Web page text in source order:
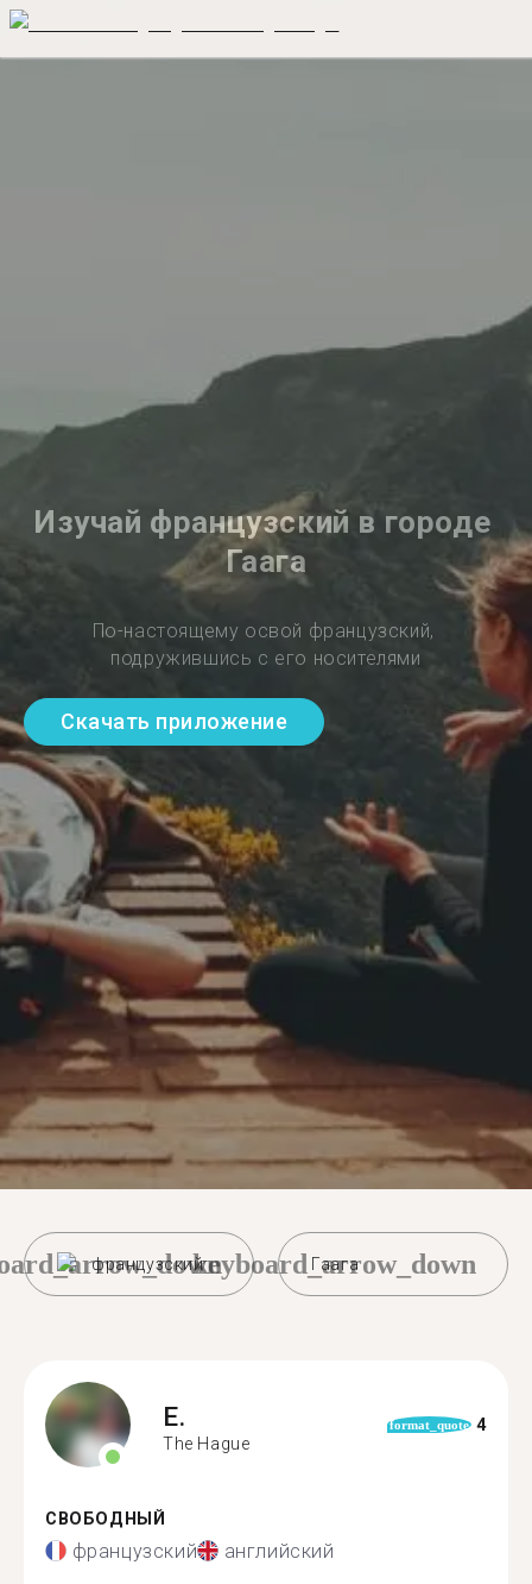
Изучай французский в городе
Гаага
По-настоящему освой французский,
подружившись с его носителями
Скачать приложение
французский Гаага
keyboard_arrow_down
E.
The Hague
format_quote 4
СВОБОДНЫЙ
французский английский